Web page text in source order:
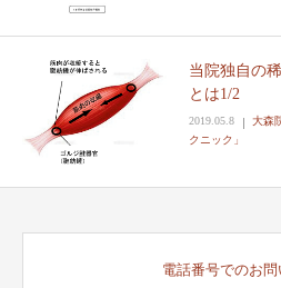
当院独自の
とは1/2
2019.05.8 大森
クニック」
電話番号でのお